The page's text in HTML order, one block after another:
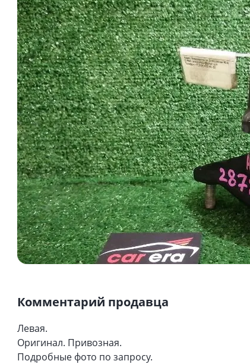
Комментарий продавца
Левая.
Оригинал. Привозная.
Подробные фото по запросу.